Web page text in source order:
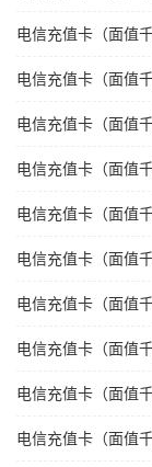
电信充值卡（面值
电信充值卡（面值
电信充值卡（面值
电信充值卡（面值
电信充值卡（面值
电信充值卡（面值
电信充值卡（面值
电信充值卡（面值
电信充值卡（面值
电信充值卡（面值